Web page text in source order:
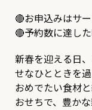
🔴お申込みはサ
🔴予約数に達し
新春を迎える日
せなひとときを
おめでたい食材
おせちで、豊か